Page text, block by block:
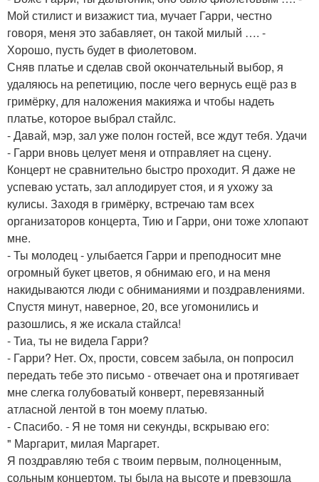
Мой стилист и визажист тиа, мучает Гарри, честно
говоря, меня это забавляет, он такой милый …. -
Хорошо, пусть будет в фиолетовом.
Сняв платье и сделав свой окончательный выбор, я
удаляюсь на репетицию, после чего вернусь ещё раз в
гримёрку, для наложения макияжа и чтобы надеть
платье, которое выбрал стайлс.
- Давай, мэр, зал уже полон гостей, все ждут тебя. Удачи
- Гарри вновь целует меня и отправляет на сцену.
Концерт не сравнительно быстро проходит. Я даже не
успеваю устать, зал аплодирует стоя, и я ухожу за
кулисы. Заходя в гримёрку, встречаю там всех
организаторов концерта, Тию и Гарри, они тоже хлопают
мне.
- Ты молодец - улыбается Гарри и преподносит мне
огромный букет цветов, я обнимаю его, и на меня
накидываются люди с обниманиями и поздравлениями.
Спустя минут, наверное, 20, все угомонились и
разошлись, я же искала стайлса!
- Тиа, ты не видела Гарри?
- Гарри? Нет. Ох, прости, совсем забыла, он попросил
передать тебе это письмо - отвечает она и протягивает
мне слегка голубоватый конверт, перевязанный
атласной лентой в тон моему платью.
- Спасибо. - Я не томя ни секунды, вскрываю его:
" Маргарит, милая Маргарет.
Я поздравляю тебя с твоим первым, полноценным,
сольным концертом, ты была на высоте и превзошла